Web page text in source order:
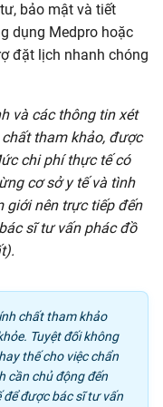
bảo mật và tiết
dụng Medpro hoặc
đặt lịch nhanh chóng
và các thông tin xét
tham khảo, được
chi phí thực tế có
cơ sở y tế và tình
giới nên trực tiếp đến
sĩ tư vấn phác đồ
chất tham khảo
Tuyệt đối không
thế cho việc chẩn
cần chủ động đến
được bác sĩ tư vấn